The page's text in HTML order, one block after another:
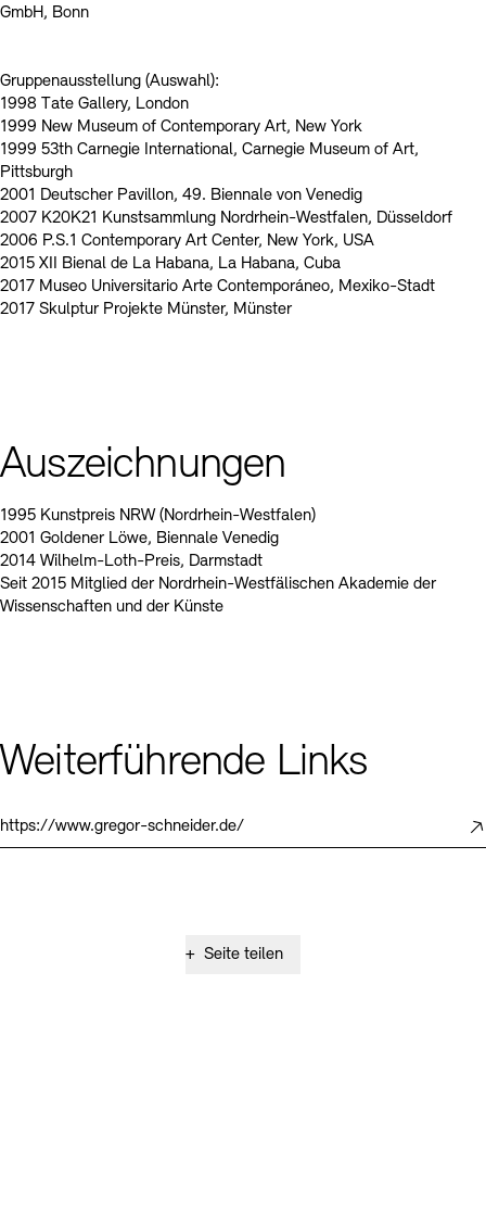
GmbH, Bonn
Gruppenausstellung (Auswahl):
1998 Tate Gallery, London
1999 New Museum of Contemporary Art, New York
1999 53th Carnegie International, Carnegie Museum of Art,
Pittsburgh
2001 Deutscher Pavillon, 49. Biennale von Venedig
2007 K20K21 Kunstsammlung Nordrhein-Westfalen, Düsseldorf
2006 P.S.1 Contemporary Art Center, New York, USA
2015 XII Bienal de La Habana, La Habana, Cuba
2017 Museo Universitario Arte Contemporáneo, Mexiko-Stadt
2017 Skulptur Projekte Münster, Münster
Auszeichnungen
1995 Kunstpreis NRW (Nordrhein-Westfalen)
2001 Goldener Löwe, Biennale Venedig
2014 Wilhelm-Loth-Preis, Darmstadt
Seit 2015 Mitglied der Nordrhein-Westfälischen Akademie der
Wissenschaften und der Künste
Weiterführende Links
https://www.gregor-schneider.de/
+ Seite teilen